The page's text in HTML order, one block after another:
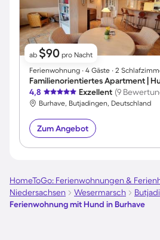
ab $90 pro Nacht
Ferienwohnung ∙ 4 Gäste ∙ 2
4,8
Exzellent (9
Burhave, Butjadingen, Deutschland
Zum Angebot
HomeToGo: Ferienwohnungen &
Niedersachsen
Wesermarsch
Ferienwohnung mit Hund in Burhave